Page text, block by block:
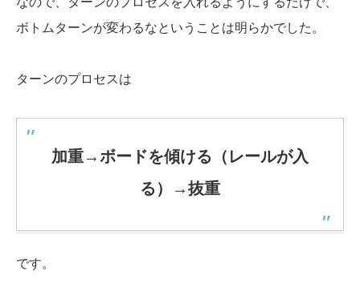
ボトムターンが変わるなということは明らかでした。
ターンのプロセスは
加重→ボードを傾ける（レールが入
る）→抜重
です。